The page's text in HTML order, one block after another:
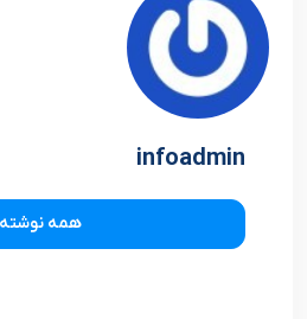
infoadmin
همه